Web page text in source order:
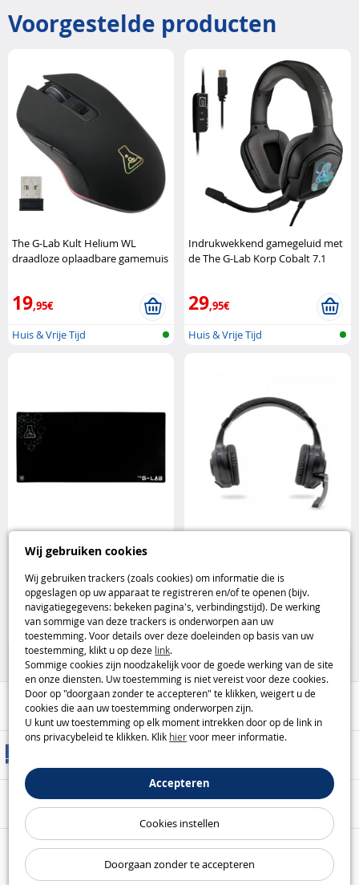
Wij gebruiken cookies
Wij gebruiken trackers (zoals cookies) om informatie die is
opgeslagen op uw apparaat te registreren en/of te openen (bijv.
navigatiegegevens: bekeken pagina's, verbindingstijd). De werking
van sommige van deze trackers is onderworpen aan uw
toestemming. Voor details over deze doeleinden op basis van uw
toestemming, klikt u op deze link.
Sommige cookies zijn noodzakelijk voor de goede werking van de site
en onze diensten. Uw toestemming is niet vereist voor deze cookies.
Door op "doorgaan zonder te accepteren" te klikken, weigert u de
cookies die aan uw toestemming onderworpen zijn.
U kunt uw toestemming op elk moment intrekken door op de link in
ons privacybeleid te klikken. Klik hiervoor meer informatie.
Accepteren
Cookies instellen
Doorgaan zonder te accepteren
Voorgestelde producten
The G-Lab Kult Helium WL
draadloze oplaadbare gamemuis
19,95€
Huis & Vrije Tijd
Indrukwekkend gamegeluid met
de The G-Lab Korp Cobalt 7.1
29,95€
Huis & Vrije Tijd
The G-LAB Pad Mercury XXXL
gaming muismat The G-Lab
29,95€
Huis & Vrije Tijd
14,95€
Huis & Vrije Tijd
Hulp / Contact
Veilige betaling
Onze garanties